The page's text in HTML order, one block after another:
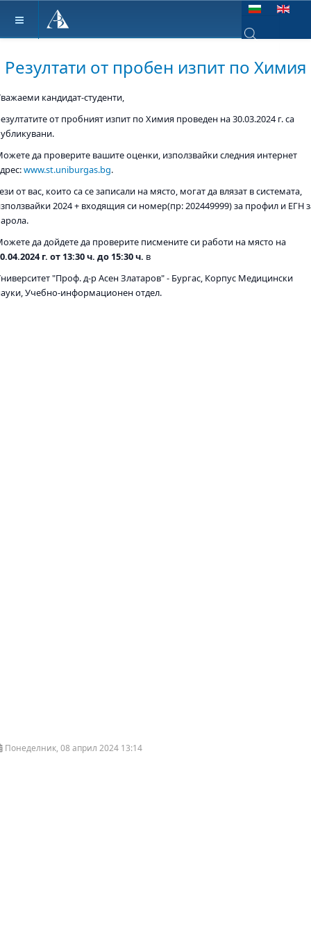
Изберете език
Type 2 or more
Резултати от пробен изпит по Химия
кандидат-студенти,
от пробният изпит по Химия проведен на 30.03.2024 г. са
да проверите вашите оценки, използвайки следния интернет
www.st.uniburgas.bg.
от вас, които са се записали на място, могат да влязат в системата,
2024 + входящия си номер(пр: 202449999) за профил и ЕГН
да дойдете да проверите писмените си работи на място на
г. от 13:30 ч. до 15:30 ч. в
"Проф. д-р Асен Златаров" - Бургас, Корпус Медицински
Учебно-информационен отдел.
Понеделник, 08 април 2024 13:14